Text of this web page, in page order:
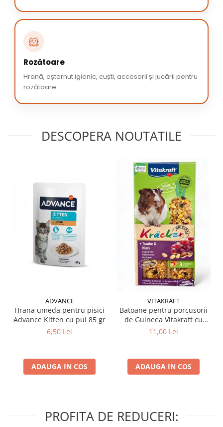
🐹
Rozătoare
Hrană, așternut igienic, cuști, accesorii și jucării pentru
rozătoare.
DESCOPERA NOUTATILE
ADVANCE
Hrana umeda pentru pisici
Advance Kitten cu pui 85 gr
6,50 Lei
ADAUGA IN COS
VITAKRAFT
Batoane pentru porcusorii
de Guineea Vitakraft cu
struguri & nuci 2 buc
11,00 Lei
ADAUGA IN COS
PROFITA DE REDUCERI: